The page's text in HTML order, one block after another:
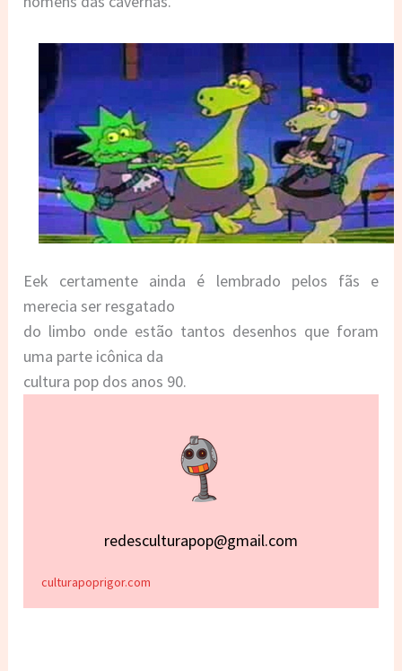
Eek certamente ainda é lembrado pelos fãs e
merecia ser resgatado
do limbo onde estão tantos desenhos que foram
uma parte icônica da
cultura pop dos anos 90.
redesculturapop@gmail.com
culturapoprigor.com